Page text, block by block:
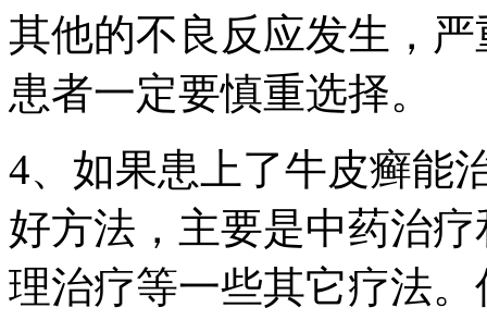
其他的不良反应发生，
患者一定要慎重选择。
4、如果患上了牛皮癣能
好方法，主要是中药治
理治疗等一些其它疗法